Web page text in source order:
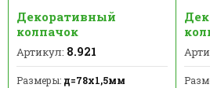
Декоративный
колпачок
Артикул: 8.921
Размеры: д=78x1,5мм